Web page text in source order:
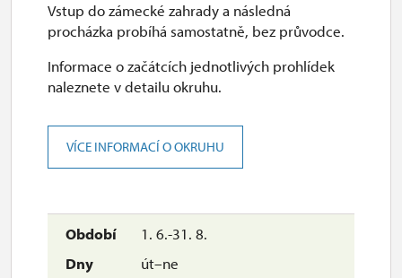
2. 11.-31. 12.
uzavřen
2027
uzavřen
1. 6.-31. 8.
út–ne
Vstup do zámecké zahrady a následná
procházka probíhá samostatně, bez průvodce.
Informace o začátcích jednotlivých prohlídek
naleznete v detailu okruhu.
VÍCE INFORMACÍ O OKRUHU